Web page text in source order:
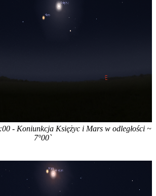
- Koniunkcja Księżyc i Mars w odległości ~
7°00`